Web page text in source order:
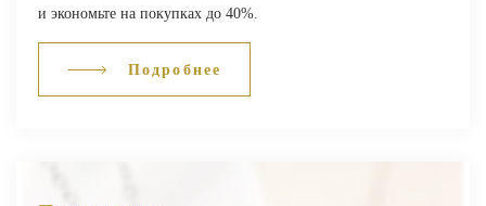
и экономьте на покупках до 40%.
Подробнее